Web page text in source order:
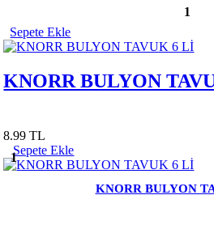
1
Sepete Ekle
KNORR BULYON
8.99 TL
1
Sepete Ekle
KNORR BULYON